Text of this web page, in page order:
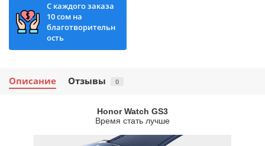
С каждого заказа
10 сом на
благотворительн
ость
Описание Отзывы 0
Honor Watch GS3
Время стать лучше